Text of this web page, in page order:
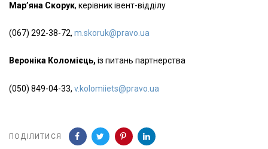
Мар’яна Скорук, керівник івент-відділу
(067) 292-38-72, m.skoruk@pravo.ua
Вероніка Коломієць, із питань партнерства
(050) 849-04-33, v.kolomiiets@pravo.ua
ПОДІЛИТИСЯ